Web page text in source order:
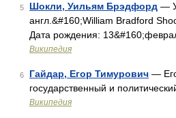
5 Шокли, Уильям Брэдфорд —
англ.&#160;William Bradford
Дата рождения:
Википедия
6 Гайдар, Егор Тимурович —
государственный и
Википедия